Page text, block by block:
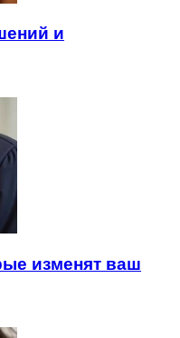
и
изменят ваш